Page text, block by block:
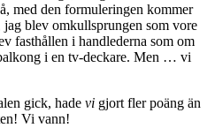
med den formuleringen kommer
blev omkullsprungen som vore
fasthållen i handlederna som om
i en tv-deckare. Men … vi
gick, hade vi gjort fler poäng än
Vi vann!